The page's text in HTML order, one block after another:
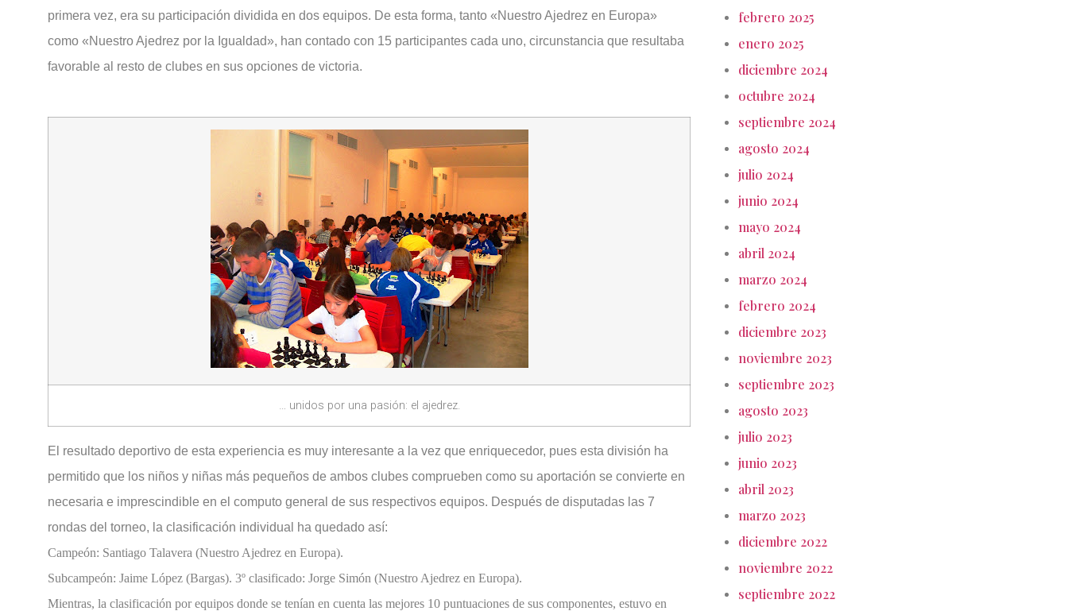
primera vez, era su participación dividida en dos equipos. De esta forma, tanto «Nuestro Ajedrez en Europa»
como «Nuestro Ajedrez por la Igualdad», han contado con 15 participantes cada uno, circunstancia que resultaba
favorable al resto de clubes en sus opciones de victoria.
… unidos por una pasión: el ajedrez.
El resultado deportivo de esta experiencia es muy interesante a la vez que enriquecedor, pues esta división ha
permitido que los niños y niñas más pequeños de ambos clubes comprueben como su aportación se convierte en
necesaria e imprescindible en el computo general de sus respectivos equipos. Después de disputadas las 7
rondas del torneo, la clasificación individual ha quedado así:
Campeón: Santiago Talavera (Nuestro Ajedrez en Europa).
Subcampeón: Jaime López (Bargas). 3º clasificado: Jorge Simón (Nuestro Ajedrez en Europa).
Mientras, la clasificación por equipos donde se tenían en cuenta las mejores 10 puntuaciones de sus componentes, estuvo en
febrero 2025
enero 2025
diciembre 2024
octubre 2024
septiembre 2024
agosto 2024
julio 2024
junio 2024
mayo 2024
abril 2024
marzo 2024
febrero 2024
diciembre 2023
noviembre 2023
septiembre 2023
agosto 2023
julio 2023
junio 2023
abril 2023
marzo 2023
diciembre 2022
noviembre 2022
septiembre 2022